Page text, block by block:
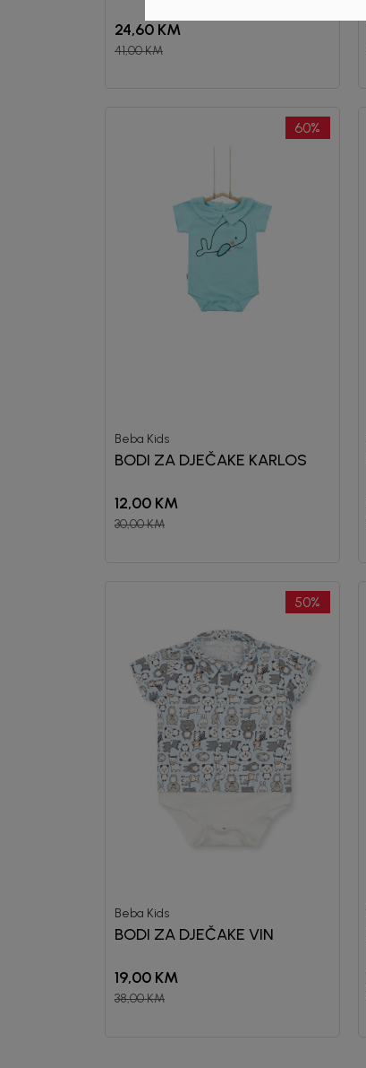
24,60 KM
41,00KM
60%
Beba Kids
BODI ZA DJEČAKE KARLOS
12,00 KM
30,00KM
50%
Beba Kids
BODI ZA DJEČAKE VIN
19,00 KM
38,00KM